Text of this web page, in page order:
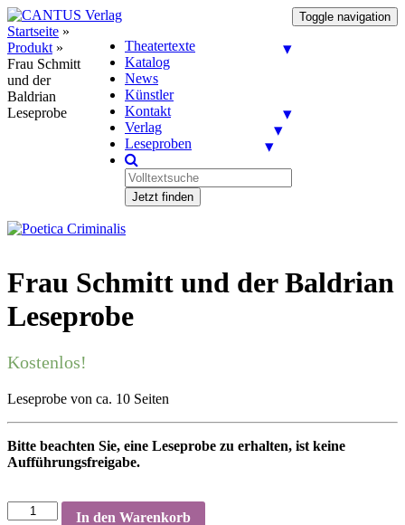
Toggle navigation
Theatertexte
Katalog
News
Künstler
Kontakt
Verlag
Leseproben
Jetzt finden
Startseite »
Produkt »
Frau Schmitt
und der
Baldrian
Leseprobe
Frau Schmitt und der Baldrian
Leseprobe
Kostenlos!
Leseprobe von ca. 10 Seiten
Bitte beachten Sie, eine Leseprobe zu erhalten, ist keine
Aufführungsfreigabe.
In den Warenkorb